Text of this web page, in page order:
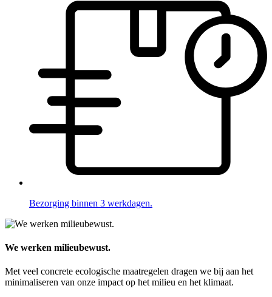
Bezorging binnen 3 werkdagen.
We werken milieubewust.
Met veel concrete ecologische maatregelen dragen we bij aan het
minimaliseren van onze impact op het milieu en het klimaat.